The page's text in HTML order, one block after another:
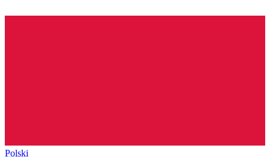
Polski